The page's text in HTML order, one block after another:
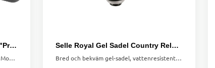
Sadel Bassano Modular S-Line "Prostatasadeln"
Hitta den perfekta sadeln med Bassano Modular S-Line! Justerbar bredd, stöd för ischiasnerv och minskat tryck på bäckenbotten.
Selle Royal Gel Sadel Country Relaxed
Bred och bekväm gel-sadel, vattenresistent och passar både dam och herr. Perfekt för långa cykelturer.